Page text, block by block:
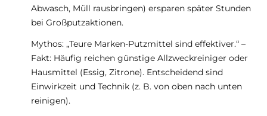
Abwasch, Müll rausbringen) ersparen später Stunden
bei Großputzaktionen.
Mythos: „Teure Marken-Putzmittel sind effektiver.“ –
Fakt: Häufig reichen günstige Allzweckreiniger oder
Hausmittel (Essig, Zitrone). Entscheidend sind
Einwirkzeit und Technik (z. B. von oben nach unten
reinigen).